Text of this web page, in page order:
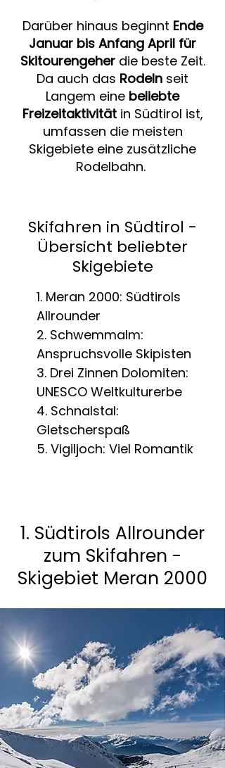
Darüber hinaus beginnt Ende
Januar bis Anfang April für
Skitourengeher die beste Zeit.
Da auch das Rodeln seit
Langem eine beliebte
Freizeitaktivitätin Südtirol ist,
umfassen die meisten
Skigebiete eine zusätzliche
Rodelbahn.
Skifahren in Südtirol -
Übersicht beliebter
Skigebiete
Meran 2000: Südtirols
Allrounder
Schwemmalm:
Anspruchsvolle Skipisten
Drei Zinnen Dolomiten:
UNESCO Weltkulturerbe
Schnalstal:
Gletscherspaß
Vigiljoch: Viel Romantik
1. Südtirols Allrounder
zum Skifahren -
Skigebiet Meran 2000